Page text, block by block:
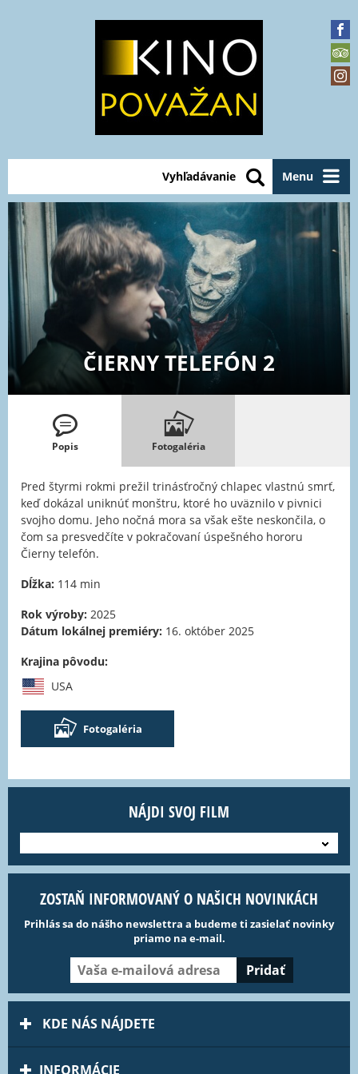
Menu
Vyhľadávanie
ČIERNY TELEFÓN 2
Popis Fotogaléria
Pred štyrmi rokmi prežil trinásťročný chlapec vlastnú smrť,
keď dokázal uniknúť monštru, ktoré ho uväznilo v pivnici
svojho domu. Jeho nočná mora sa však ešte neskončila, o
čom sa presvedčíte v pokračovaní úspešného hororu
Čierny telefón.
Dĺžka: 114 min
Rok výroby: 2025
Dátum lokálnej premiéry: 16. október 2025
Krajina pôvodu:
USA
Fotogaléria
NÁJDI SVOJ FILM
ZOSTAŇ INFORMOVANÝ O NAŠICH NOVINKÁCH
Prihlás sa do nášho newslettra a budeme ti zasielať novinky
priamo na e-mail.
KDE NÁS NÁJDETE
INFORMÁCIE